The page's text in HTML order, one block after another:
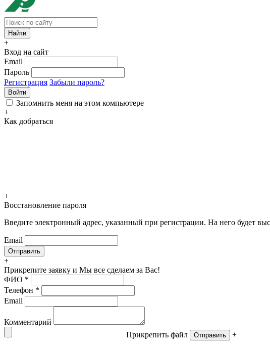
+
Вход на сайт
Email
Пароль
Регистрация Забыли пароль?
Войти
Запомнить меня на этом компьютере
+
Как добраться
+
Восстановление пароля
Введите электронный адрес, указанный при регистрации. На него будет
Email
+
Прикрепите заявку и Мы все сделаем за Вас!
ФИО *
Телефон *
Email
Комментарий
Прикрепить файл
Отправить +